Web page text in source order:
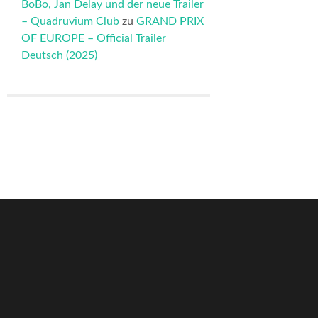
BoBo, Jan Delay und der neue Trailer
– Quadruvium Club zu GRAND PRIX
OF EUROPE – Official Trailer
Deutsch (2025)